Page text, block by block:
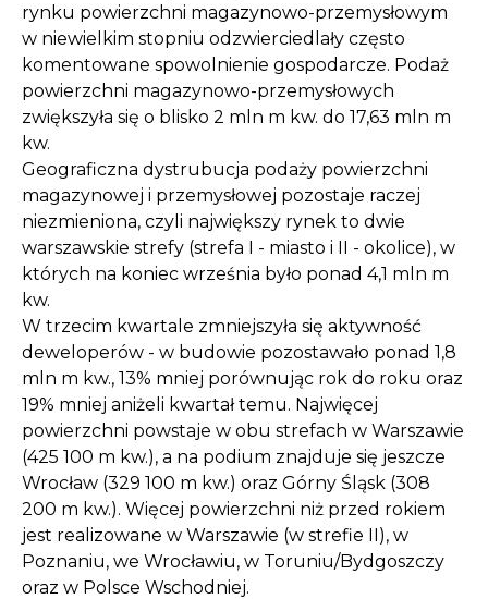
rynku powierzchni magazynowo-przemysłowym
w niewielkim stopniu odzwierciedlały często
komentowane spowolnienie gospodarcze. Podaż
powierzchni magazynowo-przemysłowych
zwiększyła się o blisko 2 mln m kw. do 17,63 mln m
kw.
Geograficzna dystrubucja podaży powierzchni
magazynowej i przemysłowej pozostaje raczej
niezmieniona, czyli największy rynek to dwie
warszawskie strefy (strefa I - miasto i II - okolice), w
których na koniec września było ponad 4,1 mln m
kw.
W trzecim kwartale zmniejszyła się aktywność
deweloperów - w budowie pozostawało ponad 1,8
mln m kw., 13% mniej porównując rok do roku oraz
19% mniej aniżeli kwartał temu. Najwięcej
powierzchni powstaje w obu strefach w Warszawie
(425 100 m kw.), a na podium znajduje się jeszcze
Wrocław (329 100 m kw.) oraz Górny Śląsk (308
200 m kw.). Więcej powierzchni niż przed rokiem
jest realizowane w Warszawie (w strefie II), w
Poznaniu, we Wrocławiu, w Toruniu/Bydgoszczy
oraz w Polsce Wschodniej.